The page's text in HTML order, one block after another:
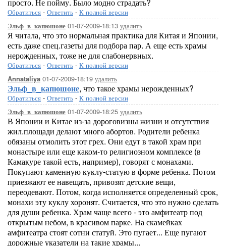
Обратиться - Ответить - К полной версии
Эльф_в_капюшоне 01-07-2009-18:13 удалить
Я читала, что это нормальная практика для Китая и Японии,
есть даже спец.газеты для подбора пар. А еще есть храмы
нерожденных, тоже не для слабонервных.
Обратиться - Ответить - К полной версии
Annataliya 01-07-2009-18:19 удалить
Эльф_в_капюшоне, что такое храмы нерожденных?
Обратиться - Ответить - К полной версии
Эльф_в_капюшоне 01-07-2009-18:25 удалить
В Японии и Китае из-за дороговизны жизни и отсутствия
жил.площади делают много абортов. Родители ребенка
обязаны отмолить этот грех. Они едут в такой храм при
монастыре или еще каком-то религиозном комплексе (в
Камакуре такой есть, например), говорят с монахами.
Покупают каменную куклу-статую в форме ребенка. Потом
приезжают ее навещать, привозят детские вещи,
переодевают. Потом, когда исполняется определенный срок,
монахи эту куклу хоронят. Считается, что это нужно сделать
для души ребенка. Храм чаще всего - это амфитеатр под
открытым небом, в красивом парке. На скамейках
амфитеатра стоят сотни статуй. Это пугает... Еще пугают
дорожные указатели на такие храмы...